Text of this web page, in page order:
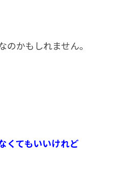
のかもしれません。
くてもいいけれど